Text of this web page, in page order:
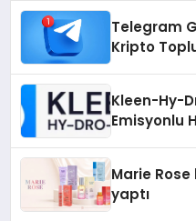
Telegram
Kripto
Kleen-Hy-
Emisyonlu
Marie
yaptı